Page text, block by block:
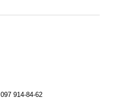
097 914-84-62